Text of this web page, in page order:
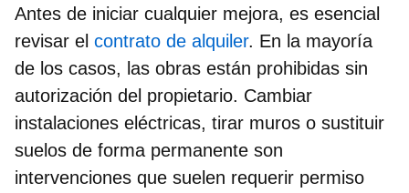
Antes de iniciar cualquier mejora, es esencial
revisar el contrato de alquiler. En la mayoría
de los casos, las obras están prohibidas sin
autorización del propietario. Cambiar
instalaciones eléctricas, tirar muros o sustituir
suelos de forma permanente son
intervenciones que suelen requerir permiso